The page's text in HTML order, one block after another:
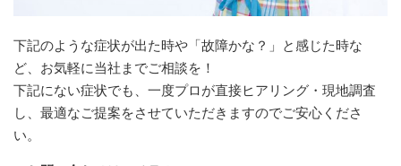
下記のような症状が出た時や「故障かな？」と感じた時な
ど、お気軽に当社までご相談を！
下記にない症状でも、一度プロが直接ヒアリング・現地調査
し、最適なご提案をさせていただきますのでご安心くださ
い。